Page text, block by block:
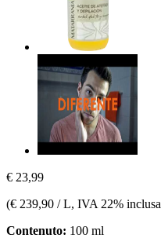
€ 23,99
(€ 239,90 / L, IVA 22% inclusa
Contenuto: 100 ml